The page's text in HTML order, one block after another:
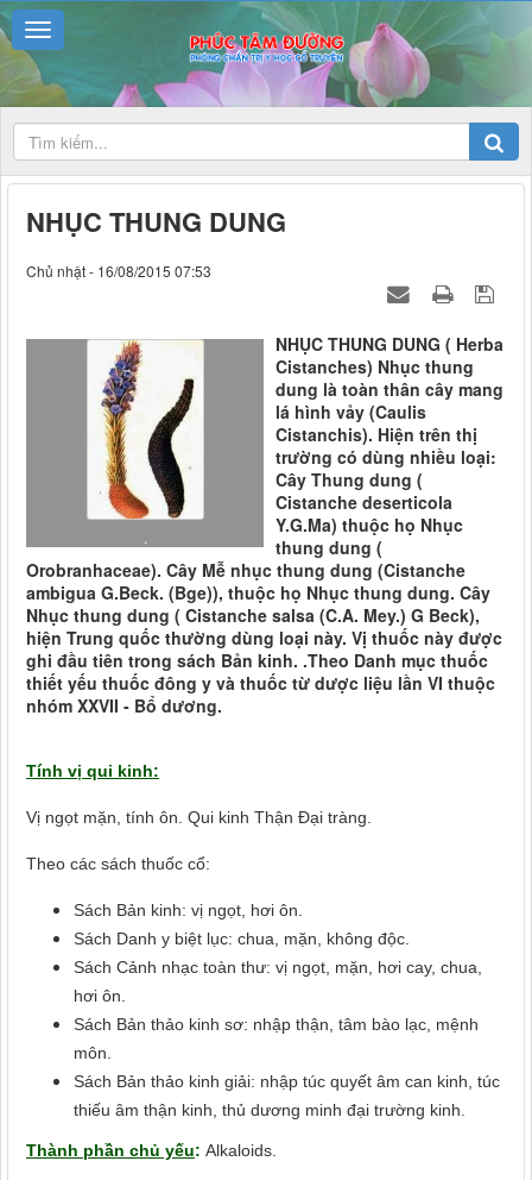
NHỤC THUNG DUNG
Chủ nhật - 16/08/2015 07:53
.
NHỤC THUNG DUNG ( Herba
Cistanches) Nhục thung
dung là toàn thân cây mang
lá hình vảy (Caulis
Cistanchis). Hiện trên thị
trường có dùng nhiều loại:
Cây Thung dung (
Cistanche deserticola
Y.G.Ma) thuộc họ Nhục
thung dung (
Orobranhaceae). Cây Mễ nhục thung dung (Cistanche
ambigua G.Beck. (Bge)), thuộc họ Nhục thung dung. Cây
Nhục thung dung ( Cistanche salsa (C.A. Mey.) G Beck),
hiện Trung quốc thường dùng loại này. Vị thuốc này được
ghi đầu tiên trong sách Bản kinh. .Theo Danh mục thuốc
thiết yếu thuốc đông y và thuốc từ dược liệu lần VI thuộc
nhóm XXVII - Bổ dương.
Tính vị qui kinh:
Vị ngọt mặn, tính ôn. Qui kinh Thận Đại tràng.
Theo các sách thuốc cổ:
Sách Bản kinh: vị ngọt, hơi ôn.
Sách Danh y biệt lục: chua, mặn, không độc.
Sách Cảnh nhạc toàn thư: vị ngọt, mặn, hơi cay, chua,
hơi ôn.
Sách Bản thảo kinh sơ: nhập thận, tâm bào lạc, mệnh
môn.
Sách Bản thảo kinh giải: nhập túc quyết âm can kinh, túc
thiếu âm thận kinh, thủ dương minh đại trường kinh.
Thành phần chủ yếu: Alkaloids.